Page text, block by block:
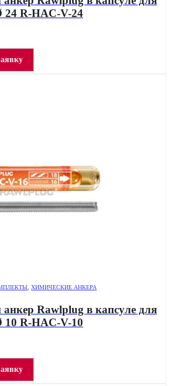
24 R-HAC-V-24
, ХИМИЧЕСКИЕ АНКЕРА
Rawlplug в капсуле для
10 R-HAC-V-10